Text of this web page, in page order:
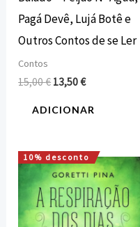
Pagá Devê, Lujá Botê e
Outros Contos de se Ler
Contos
15,00€ 13,50€
ADICIONAR
10% desconto
O
preço
original
era:
10,00 €.
O
preço
atual
é:
9,00 €.